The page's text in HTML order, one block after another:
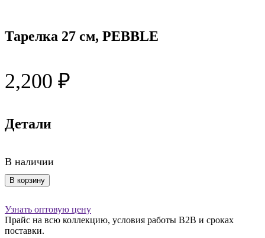
Тарелка 27 см, PEBBLE
2,200 ₽
Детали
В наличии
Количество
товара
27
см,
PEBBLE
В корзину
Узнать оптовую цену
Прайс на всю коллекцию, условия работы В2В и сроках
поставки.